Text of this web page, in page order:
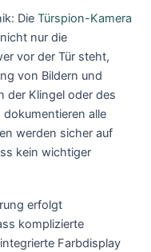
Die Türspion-Kamera
nur die
vor der Tür steht,
von Bildern und
der Klingel oder des
alle
werden sicher auf
kein wichtiger
erfolgt
komplizierte
Farbdisplay